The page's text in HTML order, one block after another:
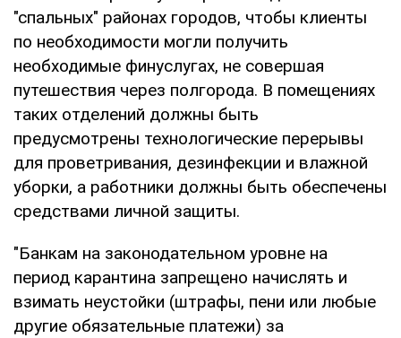
"спальных" районах городов, чтобы клиенты
по необходимости могли получить
необходимые финуслугах, не совершая
путешествия через полгорода. В помещениях
таких отделений должны быть
предусмотрены технологические перерывы
для проветривания, дезинфекции и влажной
уборки, а работники должны быть обеспечены
средствами личной защиты.
"Банкам на законодательном уровне на
период карантина запрещено начислять и
взимать неустойки (штрафы, пени или любые
другие обязательные платежи) за